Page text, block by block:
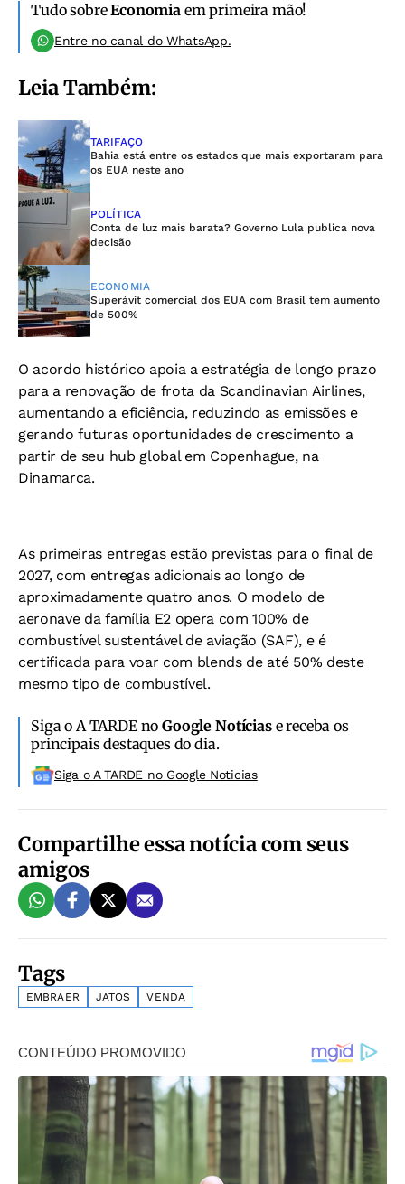
Tudo sobreEconomiaem primeira mão!
Entre no canal do WhatsApp.
Leia Também:
TARIFAÇO
Bahia está entre os estados que mais exportaram para
os EUA neste ano
POLÍTICA
Conta de luz mais barata? Governo Lula publica nova
decisão
ECONOMIA
Superávit comercial dos EUA com Brasil tem aumento
de 500%
O acordo histórico apoia a estratégia de longo prazo
para a renovação de frota da Scandinavian Airlines,
aumentando a eficiência, reduzindo as emissões e
gerando futuras oportunidades de crescimento a
partir de seu hub global em Copenhague, na
Dinamarca.
As primeiras entregas estão previstas para o final de
2027, com entregas adicionais ao longo de
aproximadamente quatro anos. O modelo de
aeronave da família E2 opera com 100% de
combustível sustentável de aviação (SAF), e é
certificada para voar com blends de até 50% deste
mesmo tipo de combustível.
Siga o A TARDE noGoogle Notíciase receba os
principais destaques do dia.
Siga o A TARDE no Google Noticias
Compartilhe essa notícia com seus
amigos
Tags
EMBRAER JATOS VENDA